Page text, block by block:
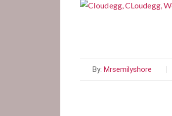
By: Mrsemilyshore